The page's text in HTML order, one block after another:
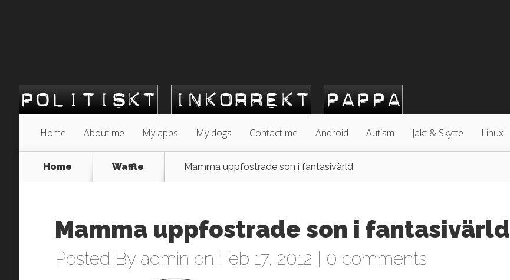
Home About me My apps My dogs Contact me Android Autism Jakt & Skytte Linux
Home Waffle Mamma uppfostrade son i fantasivärld
Mamma uppfostrade son i fantasivärld
Posted By admin on Feb 17, 2012 | 0 comments